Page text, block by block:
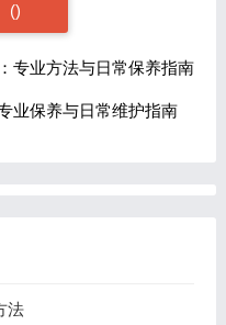
()
专业方法与日常保养指南
业保养与日常维护指南
法